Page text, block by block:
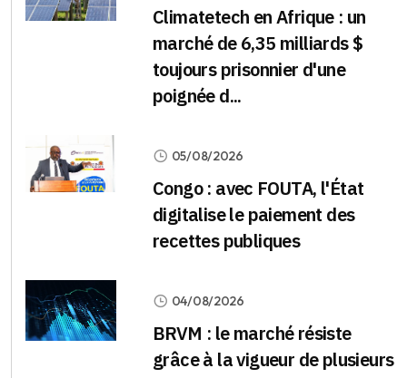
Climatetech en Afrique : un
marché de 6,35 milliards $
toujours prisonnier d'une
poignée d...
05/08/2026
Congo : avec FOUTA, l'État
digitalise le paiement des
recettes publiques
04/08/2026
BRVM : le marché résiste
grâce à la vigueur de plusieurs